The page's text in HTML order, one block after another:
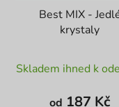
Best MIX -
krystaly
produktu
Skladem ihned k
od 187 Kč